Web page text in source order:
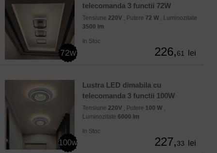
72w
telecomanda 3 functii 72W
Tensiune 220V , Putere 72 W , Luminozitate
3500 lm
In Stoc
226,61 lei
100w
Lustra LED dimabila cu
telecomanda 3 functii 100W
Tensiune 220V , Putere 100 W ,
Luminozitate 6000 lm
In Stoc
227,33 lei